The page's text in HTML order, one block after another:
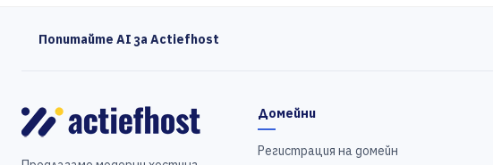
Попитайте AI за Actiefhost
Домейни
Регистрация на домейн